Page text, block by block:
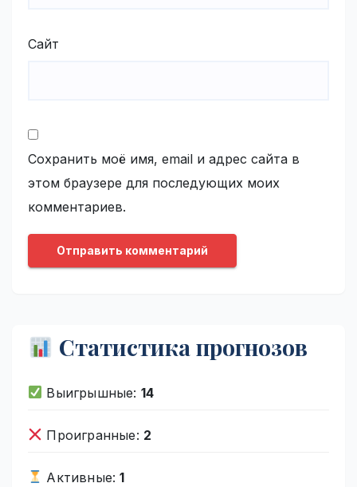
Сайт
Сохранить моё имя, email и адрес сайта в
этом браузере для последующих моих
комментариев.
Статистика прогнозов
Выигрышные: 14
Проигранные: 2
Активные:1